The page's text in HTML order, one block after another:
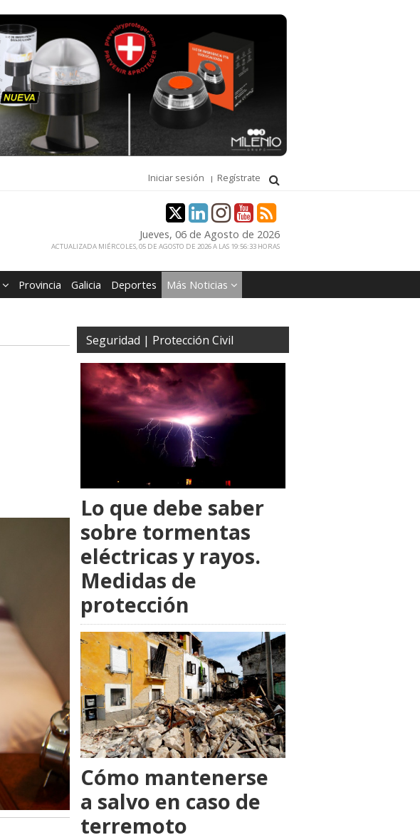
Iniciar sesión Regístrate
Jueves, 06 de Agosto de 2026
ACTUALIZADA MIÉRCOLES, 05 DE AGOSTO DE 2026 A LAS 19:56:33 HORAS
Provincia Galicia Deportes Más Noticias
Seguridad | Protección Civil
Lo que debe saber
sobre tormentas
eléctricas y rayos.
Medidas de
protección
Cómo mantenerse
a salvo en caso de
terremoto